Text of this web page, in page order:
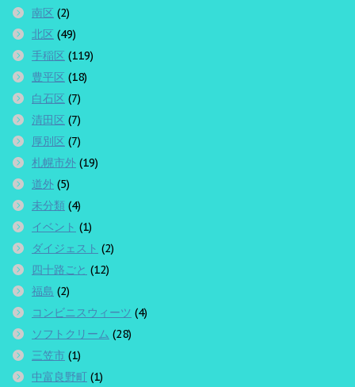
南区 (2)
北区 (49)
手稲区 (119)
豊平区 (18)
白石区 (7)
清田区 (7)
厚別区 (7)
札幌市外 (19)
道外 (5)
未分類 (4)
イベント (1)
ダイジェスト (2)
四十路ごと (12)
福島 (2)
コンビニスウィーツ (4)
ソフトクリーム (28)
三笠市 (1)
中富良野町 (1)